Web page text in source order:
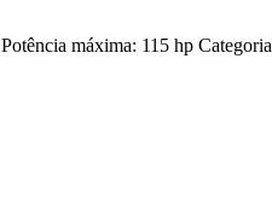
máxima: 115 hp Categoria